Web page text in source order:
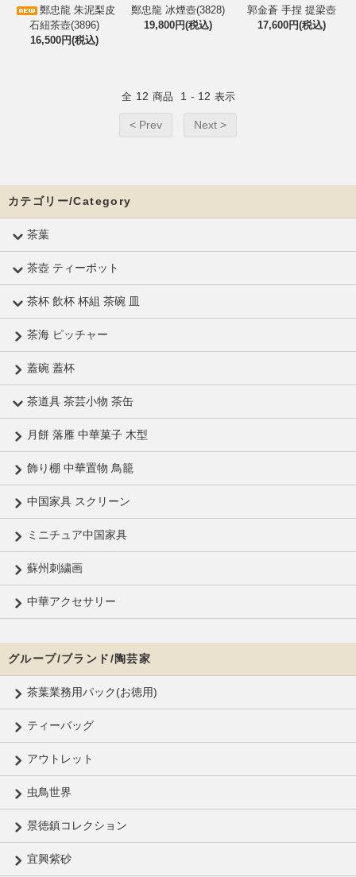
鄭忠龍 朱泥梨皮
石紐茶壺(3896)
16,500円(税込)
鄭忠龍 冰煙壺(3828)
19,800円(税込)
郭金蒼 手捏 提梁壺
17,600円(税込)
全 12 商品 1 - 12 表示
< Prev Next >
カテゴリー/Category
茶葉
茶壺 ティーポット
茶杯 飲杯 杯組 茶碗 皿
茶海 ピッチャー
蓋碗 蓋杯
茶道具 茶芸小物 茶缶
月餅 落雁 中華菓子 木型
飾り棚 中華置物 鳥籠
中国家具 スクリーン
ミニチュア中国家具
蘇州刺繍画
中華アクセサリー
グループ/ブランド/陶芸家
茶葉業務用パック(お徳用)
ティーバッグ
アウトレット
虫鳥世界
景徳鎮コレクション
宜興紫砂